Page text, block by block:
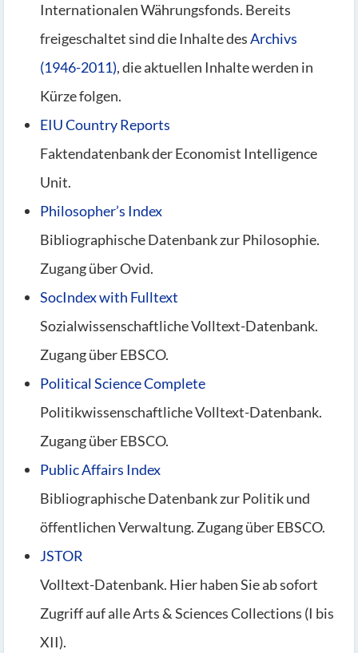
Internationalen Währungsfonds. Bereits
freigeschaltet sind die Inhalte desArchivs
(1946-2011), die aktuellen Inhalte werden in
Kürze folgen.
EIU Country Reports
Faktendatenbank der Economist Intelligence
Unit.
Philosopher’s Index
Bibliographische Datenbank zur Philosophie.
Zugang über Ovid.
SocIndex with Fulltext
Sozialwissenschaftliche Volltext-Datenbank.
Zugang über EBSCO.
Political Science Complete
Politikwissenschaftliche Volltext-Datenbank.
Zugang über EBSCO.
Public Affairs Index
Bibliographische Datenbank zur Politik und
öffentlichen Verwaltung. Zugang über EBSCO.
JSTOR
Volltext-Datenbank. Hier haben Sie ab sofort
Zugriff auf alle Arts & Sciences Collections (I bis
XII).